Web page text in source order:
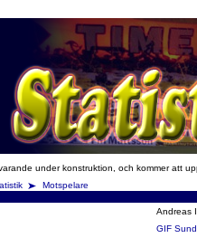
under konstruktion, och kommer att
Motspelare
Andreas
GIF